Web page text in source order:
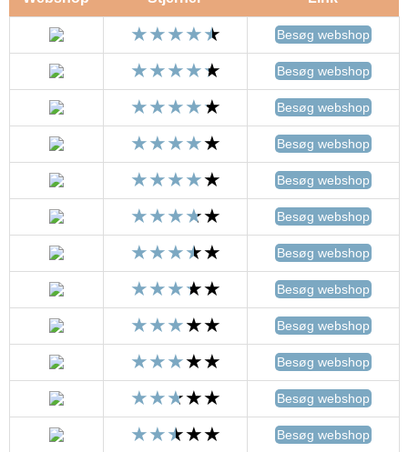
Besøg webshop
Besøg webshop
Besøg webshop
Besøg webshop
Besøg webshop
Besøg webshop
Besøg webshop
Besøg webshop
Besøg webshop
Besøg webshop
Besøg webshop
Besøg webshop